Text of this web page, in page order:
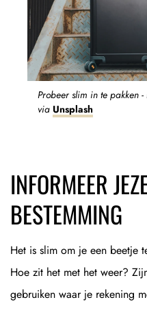
Probeer slim in te pakken -
via Unsplash
INFORMEER
BESTEMMING
Het is slim om je een beetje
Hoe zit het met het weer?
gebruiken waar je rekening